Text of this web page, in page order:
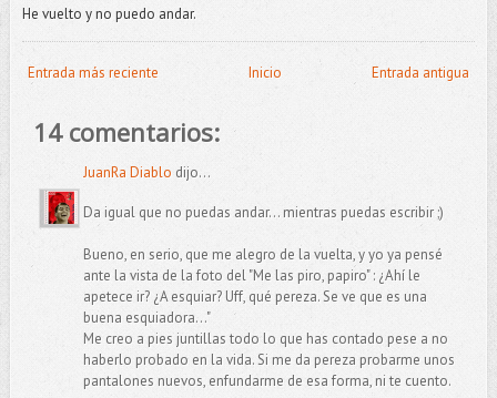
He vuelto y no puedo andar.
Entrada más reciente Entrada antigua
Inicio
14 comentarios:
JuanRa Diablo dijo...
Da igual que no puedas andar... mientras puedas escribir ;)
Bueno, en serio, que me alegro de la vuelta, y yo ya pensé
ante la vista de la foto del "Me las piro, papiro" : ¿Ahí le
apetece ir? ¿A esquiar? Uff, qué pereza. Se ve que es una
buena esquiadora..."
Me creo a pies juntillas todo lo que has contado pese a no
haberlo probado en la vida. Si me da pereza probarme unos
pantalones nuevos, enfundarme de esa forma, ni te cuento.